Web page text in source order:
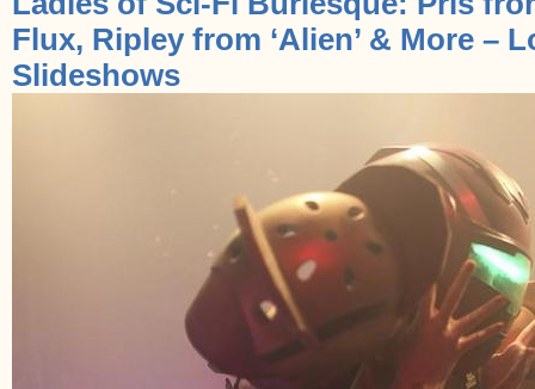
Flux, Ripley from ‘Alien’ & More –
Slideshows